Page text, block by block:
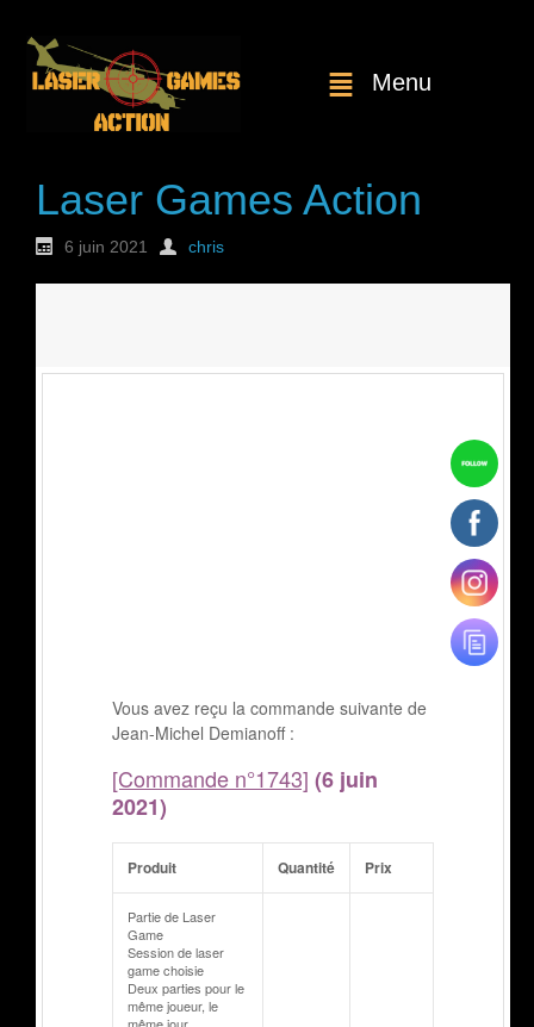
Menu
Laser Games Action
6 juin 2021 chris
Vous avez reçu la commande suivante de
Jean-Michel Demianoff :
[Commande n°1743] (6 juin
2021)
Produit Quantité Prix
Partie de Laser
Game
Session de laser
game choisie
Deux parties pour le
même joueur, le